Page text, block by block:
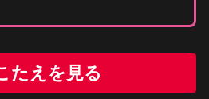
たえを見る